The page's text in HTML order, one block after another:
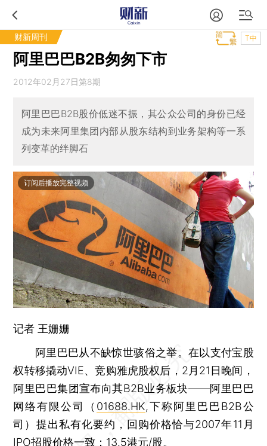
财新周刊 T中
阿里巴巴B2B匆匆下市
2012年02月27日第8期
阿里巴巴B2B股价低迷不振，其公众公司的身份已经
成为未来阿里集团内部从股东结构到业务架构等一系
列变革的绊脚石
订阅后播放完整视频
记者 王姗姗
阿里巴巴从不缺惊世骇俗之举。在以支付宝股
权转移撬动VIE、竞购雅虎股权后，2月21日晚间，
阿里巴巴集团宣布向其B2B业务板块——阿里巴巴
网络有限公司（ 01688.HK,下称阿里巴巴B2B公
司）提出私有化要约，回购价格恰与2007年11月
IPO招股价格一致：13.5港元/股。